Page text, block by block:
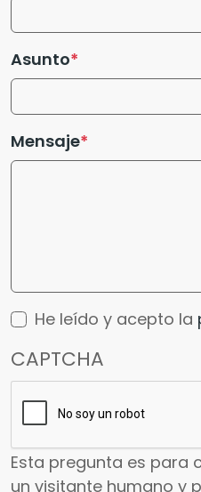
Asunto
Mensaje
He leído y acepto la
CAPTCHA
Esta pregunta es para
un visitante humano y